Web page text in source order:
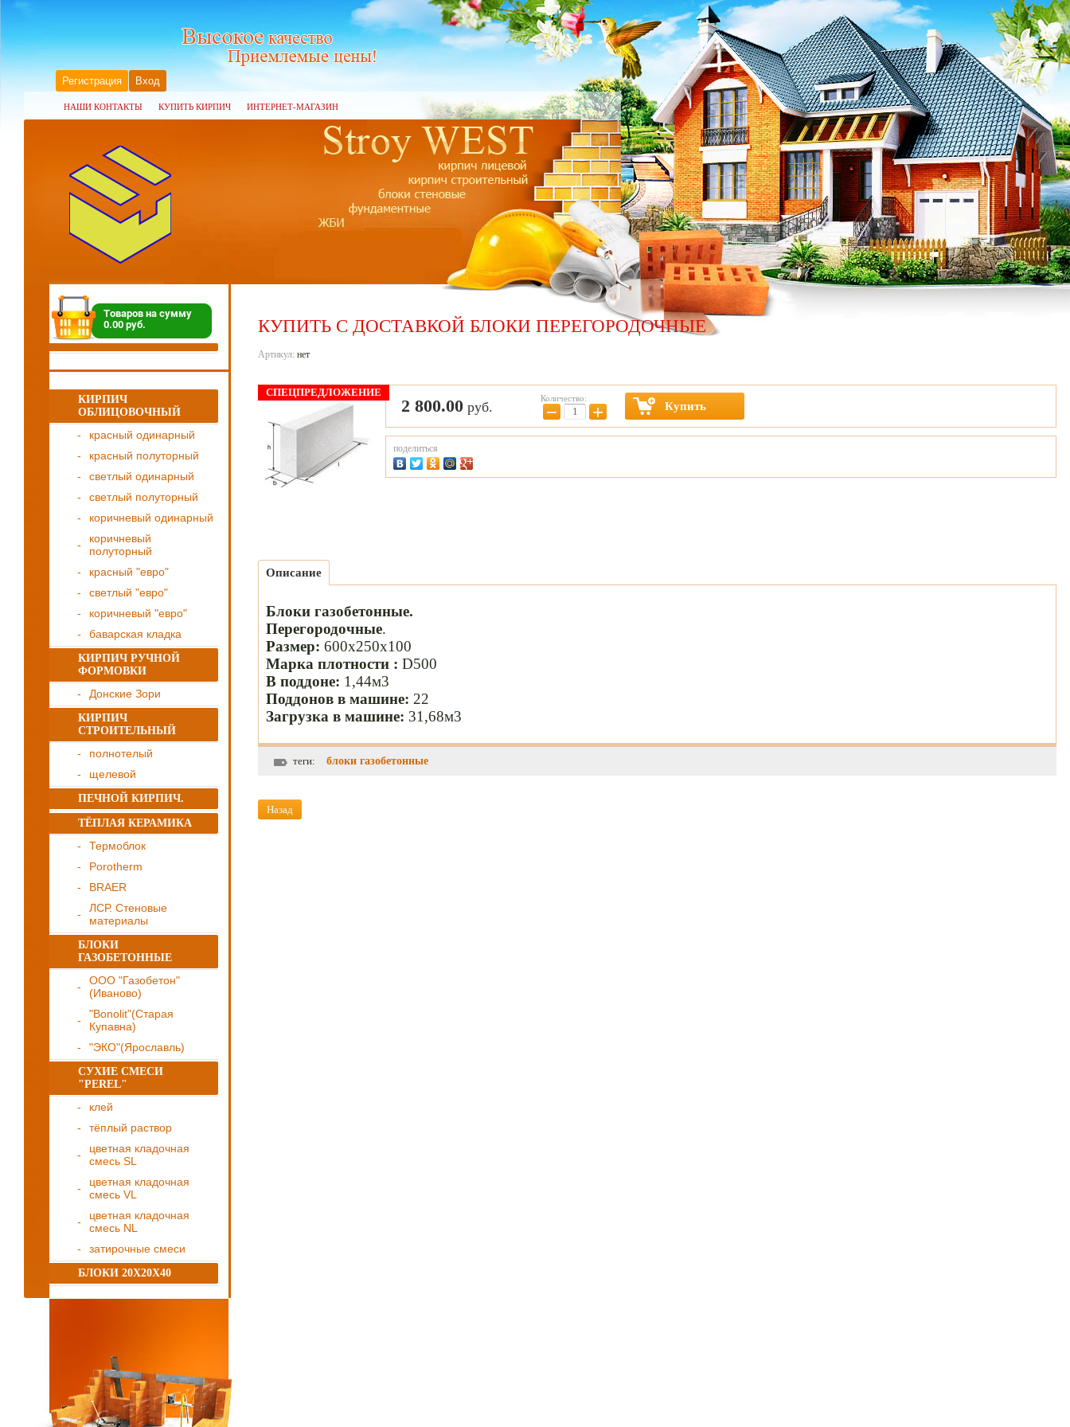
НАШИ КОНТАКТЫ КУПИТЬ КИРПИЧ ИНТЕРНЕТ-МАГАЗИН
Регистрация Вход
Товаров на сумму
0.00 руб.
КИРПИЧ
ОБЛИЦОВОЧНЫЙ
красный одинарный
красный полуторный
светлый одинарный
светлый полуторный
коричневый одинарный
коричневый
полуторный
красный "евро"
светлый "евро"
коричневый "евро"
баварская кладка
КИРПИЧ РУЧНОЙ
ФОРМОВКИ
Донские Зори
КИРПИЧ
СТРОИТЕЛЬНЫЙ
полнотелый
щелевой
ПЕЧНОЙ КИРПИЧ.
ТЁПЛАЯ КЕРАМИКА
Термоблок
Porotherm
BRAER
ЛСР. Стеновые
материалы
БЛОКИ
ГАЗОБЕТОННЫЕ
ООО "Газобетон"
(Иваново)
"Bonolit"(Старая
Купавна)
"ЭКО"(Ярославль)
СУХИЕ СМЕСИ
"PEREL"
клей
тёплый раствор
цветная кладочная
смесь SL
цветная кладочная
смесь VL
цветная кладочная
смесь NL
затирочные смеси
БЛОКИ 20Х20Х40
КУПИТЬ С ДОСТАВКОЙ БЛОКИ ПЕРЕГОРОДОЧНЫЕ
Артикул: нет
СПЕЦПРЕДЛОЖЕНИЕ
2 800.00 руб.
Количество:
− + Купить
поделиться
Описание
Блоки газобетонные.
Перегородочные.
Размер: 600х250х100
Марка плотности : D500
В поддоне: 1,44м3
Поддонов в машине: 22
Загрузка в машине: 31,68м3
теги: блоки газобетонные
Назад